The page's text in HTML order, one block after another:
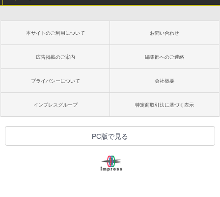
本サイトのご利用について お問い合わせ
広告掲載のご案内 編集部へのご連絡
プライバシーについて 会社概要
インプレスグループ 特定商取引法に基づく表示
PC版で見る